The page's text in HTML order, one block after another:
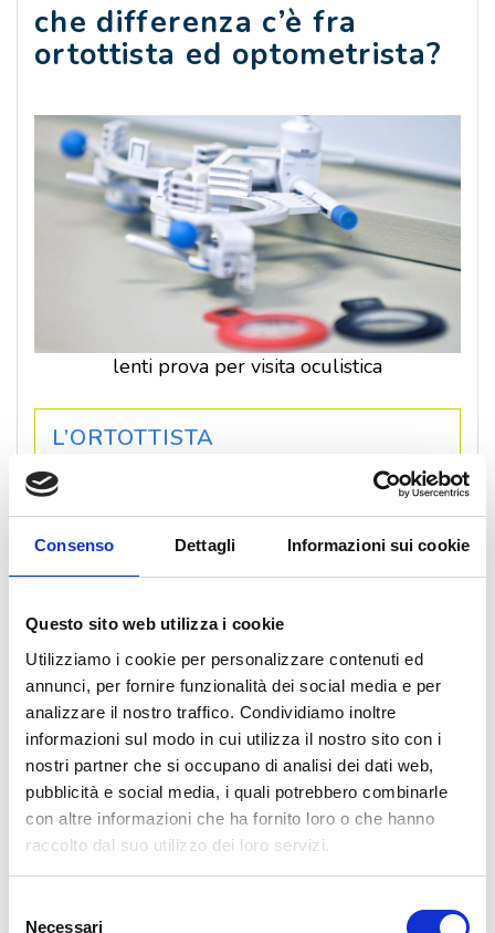
Consenso Dettagli Informazioni sui cookie
Questo sito web utilizza i cookie
Utilizziamo i cookie per personalizzare contenuti ed
annunci, per fornire funzionalità dei social media e per
analizzare il nostro traffico. Condividiamo inoltre
informazioni sul modo in cui utilizza il nostro sito con i
nostri partner che si occupano di analisi dei dati web,
pubblicità e social media, i quali potrebbero combinarle
con altre informazioni che ha fornito loro o che hanno
raccolto dal suo utilizzo dei loro servizi.
Necessari
che differenza c’è fra
ortottista ed optometrista?
lenti prova per visita oculistica
L’ORTOTTISTA
L’ortottista
è un professionista sanitario
laureato che opera nell’ambito
e riabilitazione dei disturbi della visione
binoculare, nella prevenzione e nel
trattamento dell’ambliopia (occhio pigro)
diagnosi e compensazione dello strabismo.
Gli ortottisti del PCM eseguono anche
esami oculistici su pazienti con richiesta
del proprio medico. L’esame effettuato
viene consegnato al paziente e inviato via
email al medico inviante, per la
refertazione.